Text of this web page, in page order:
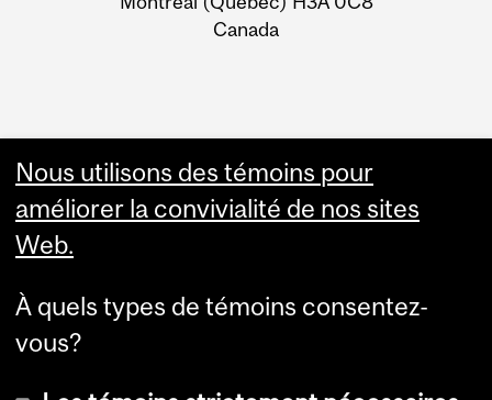
Canada
Nous utilisons des témoins pour
améliorer la convivialité de nos sites
Web.
À quels types de témoins consentez-
vous?